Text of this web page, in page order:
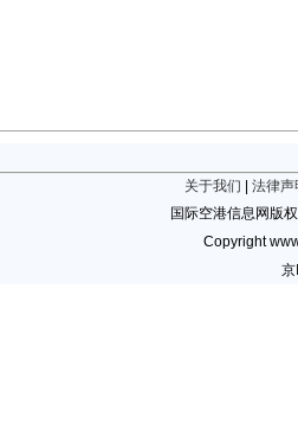
关于我们
法律声
国际空港信息网版
Copyright